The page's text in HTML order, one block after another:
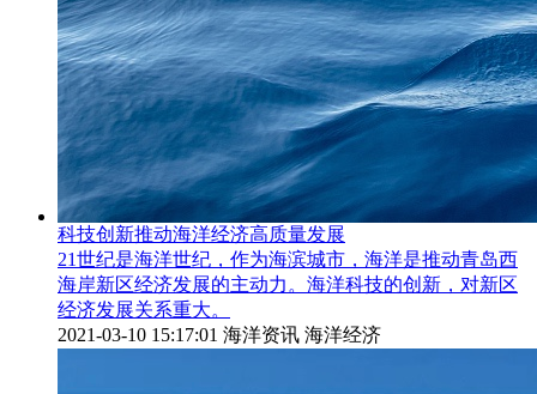
科技创新推动海洋经济高质量发展
21世纪是海洋世纪，作为海滨城市，海洋是推动青岛西
海岸新区经济发展的主动力。海洋科技的创新，对新区
经济发展关系重大。
2021-03-10 15:17:01 海洋资讯 海洋经济